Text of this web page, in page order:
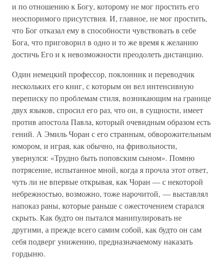
и по отношению к Богу, которому не мог простить его
неоспоримого присутствия. И, главное, не мог простить,
что Бог отказал ему в способности чувствовать в себе
Бога, что приговорил в одно и то же время к желанию
достичь Его и к невозможности преодолеть дистанцию.
Один немецкий профессор, поклонник и переводчик
нескольких его книг, с которым он вел интенсивную
переписку по проблемам стиля, возникающим на границе
двух языков, спросил его раз, что он, в сущности, имеет
против апостола Павла, который очевидным образом есть
гений. А Эмиль Чоран с его странным, обворожительным
юмором, и играя, как обычно, на фривольности,
увернулся: «Трудно быть поповским сыном». Помню
потрясение, испытанное мной, когда я прочла этот ответ,
чуть ли не впервые открывая, как Чоран — с некоторой
небрежностью, возможно, тоже нарочитой, — выставлял
напоказ раны, которые раньше с ожесточением старался
скрыть. Как будто он пытался манипулировать не
другими, а прежде всего самим собой, как будто он сам
себя подверг унижению, предназначаемому наказать
гордыню.